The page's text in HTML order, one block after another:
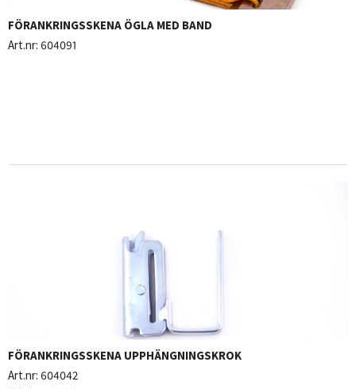
FÖRANKRINGSSKENA ÖGLA MED BAND
Art.nr: 604091
FÖRANKRINGSSKENA UPPHÄNGNINGSKROK
Art.nr: 604042